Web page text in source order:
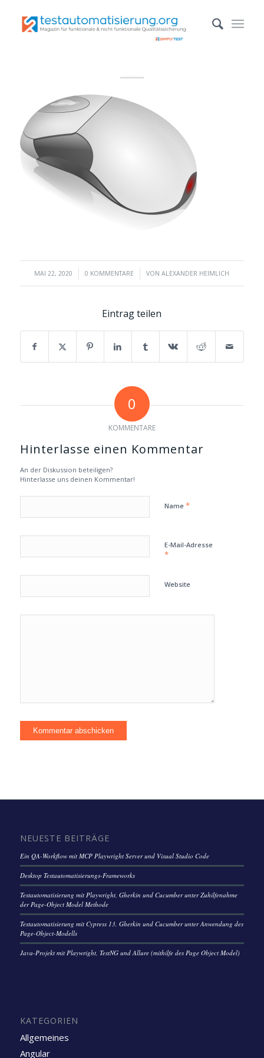
MAI 22, 2020
/ 0 KOMMENTARE
/ VONALEXANDER HEIMLICH
Eintrag teilen
0
KOMMENTARE
Hinterlasse einen Kommentar
An der Diskussion beteiligen?
Hinterlasse uns deinen Kommentar!
Name *
E-Mail-Adresse
*
Website
NEUESTE BEITRÄGE
Ein QA-Workflow mit MCP Playwright Server und Visual Studio Code
Desktop Testautomatisierungs-Frameworks
Testautomatisierung mit Playwright, Gherkin und Cucumber unter Zuhilfenahme
der Page-Object Model Methode
Testautomatisierung mit Cypress 13, Gherkin und Cucumber unter Anwendung des
Page-Object-Modells
Java-Projekt mit Playwright, TestNG und Allure (mithilfe des Page Object Model)
KATEGORIEN
Allgemeines
Angular